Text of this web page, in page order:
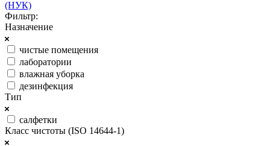
(НУК)
Фильтр:
Назначение
чистые помещения
лаборатории
влажная уборка
дезинфекция
Тип
салфетки
Класс чистоты (ISO 14644-1)